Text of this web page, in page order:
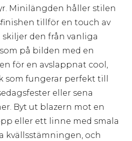
Minilängden håller stilen
tillför en touch av
den från vanliga
på bilden med en
för en avslappnat cool,
som fungerar perfekt till
eller sena
Byt ut blazern mot en
eller ett linne med smala
kvällsstämningen, och